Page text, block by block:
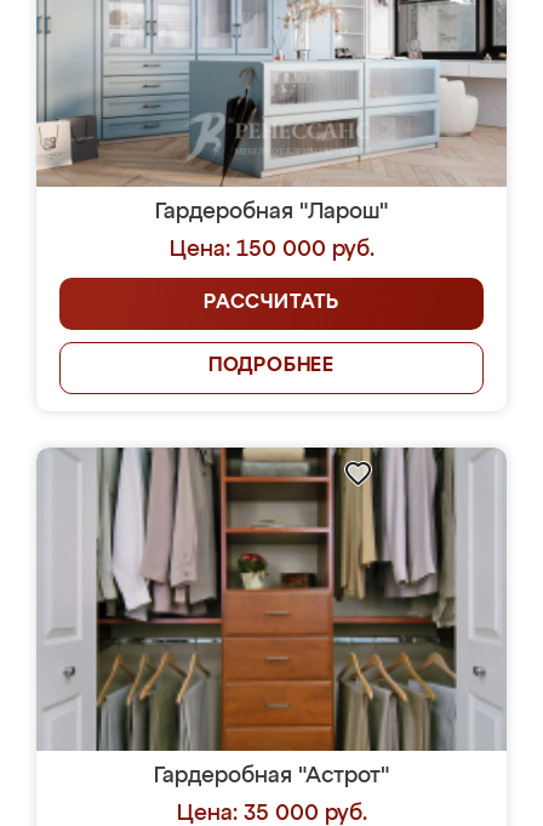
Гардеробная "Ларош"
Цена: 150 000 руб.
РАССЧИТАТЬ
ПОДРОБНЕЕ
Гардеробная "Астрот"
Цена: 35 000 руб.